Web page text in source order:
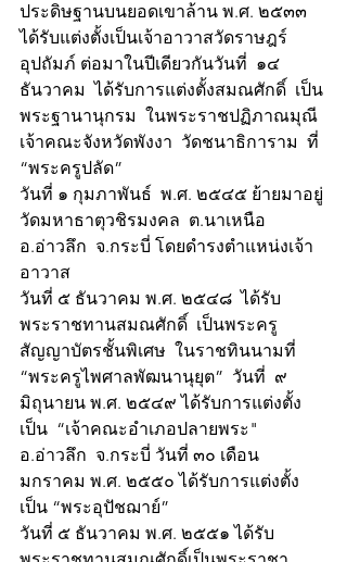
ประดิษฐานบนยอดเขาล้าน พ.ศ. ๒๕๓๓
ได้รับแต่งตั้งเป็นเจ้าอาวาสวัดราษฎร์
อุปถัมภ์ ต่อมาในปีเดียวกันวันที่  ๑๔
ธันวาคม  ได้รับการแต่งตั้งสมณศักดิ์  เป็น
พระฐานานุกรม  ในพระราชปฏิภาณมุณี
เจ้าคณะจังหวัดพังงา  วัดชนาธิการาม  ที่
“พระครูปลัด”
วันที่ ๑ กุมภาพันธ์  พ.ศ. ๒๕๔๕ ย้ายมาอยู่
วัดมหาธาตุวชิรมงคล  ต.นาเหนือ
อ.อ่าวลึก  จ.กระบี่ โดยดำรงตำแหน่งเจ้า
อาวาส
วันที่ ๕ ธันวาคม พ.ศ. ๒๕๔๘  ได้รับ
พระราชทานสมณศักดิ์  เป็นพระครู
สัญญาบัตรชั้นพิเศษ  ในราชทินนามที่
“พระครูไพศาลพัฒนานุยุต”  วันที่  ๙
มิถุนายน พ.ศ. ๒๕๔๙ ได้รับการแต่งตั้ง
เป็น  “เจ้าคณะอำเภอปลายพระ"
อ.อ่าวลึก  จ.กระบี่ วันที่ ๓๐ เดือน
มกราคม พ.ศ. ๒๕๕๐ ได้รับการแต่งตั้ง
เป็น “พระอุปัชฌาย์”
วันที่ ๕ ธันวาคม พ.ศ. ๒๕๕๑ ได้รับ